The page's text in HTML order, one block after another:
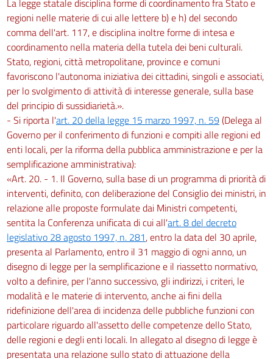
La legge statale disciplina forme di coordinamento fra Stato e
regioni nelle materie di cui alle lettere b) e h) del secondo
comma dell'art. 117, e disciplina inoltre forme di intesa e
coordinamento nella materia della tutela dei beni culturali.
Stato, regioni, città metropolitane, province e comuni
favoriscono l'autonoma iniziativa dei cittadini, singoli e associati,
per lo svolgimento di attività di interesse generale, sulla base
del principio di sussidiarietà.».
- Si riporta l'art. 20 della legge 15 marzo 1997, n. 59 (Delega al
Governo per il conferimento di funzioni e compiti alle regioni ed
enti locali, per la riforma della pubblica amministrazione e per la
semplificazione amministrativa):
«Art. 20. - 1. Il Governo, sulla base di un programma di priorità di
interventi, definito, con deliberazione del Consiglio dei ministri, in
relazione alle proposte formulate dai Ministri competenti,
sentita la Conferenza unificata di cui all'art. 8 del decreto
legislativo 28 agosto 1997, n. 281, entro la data del 30 aprile,
presenta al Parlamento, entro il 31 maggio di ogni anno, un
disegno di legge per la semplificazione e il riassetto normativo,
volto a definire, per l'anno successivo, gli indirizzi, i criteri, le
modalità e le materie di intervento, anche ai fini della
ridefinizione dell'area di incidenza delle pubbliche funzioni con
particolare riguardo all'assetto delle competenze dello Stato,
delle regioni e degli enti locali. In allegato al disegno di legge è
presentata una relazione sullo stato di attuazione della